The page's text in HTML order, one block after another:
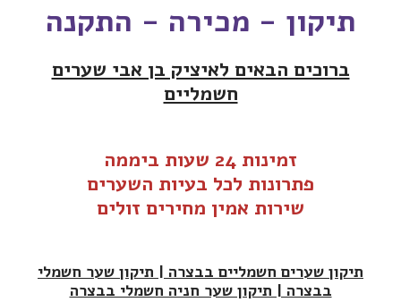
תיקון - מכירה - התקנה
ברוכים הבאים לאיציק בן אבי שערים
חשמליים
זמינות 24 שעות ביממה
פתרונות לכל בעיות השערים
שירות אמין מחירים זולים
תיקון שערים חשמליים בבצרה | תיקון שער חשמלי
בבצרה | תיקון שער חניה חשמלי בבצרה